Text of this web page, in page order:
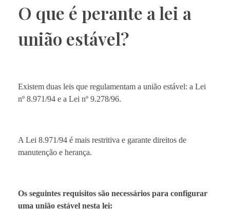
O que é perante a lei a
união estável?
Existem duas leis que regulamentam a união estável: a Lei
nº 8.971/94 e a Lei nº 9.278/96.
A Lei 8.971/94 é mais restritiva e garante direitos de
manutenção e herança.
Os seguintes requisitos são necessários para configurar
uma união estável nesta lei: